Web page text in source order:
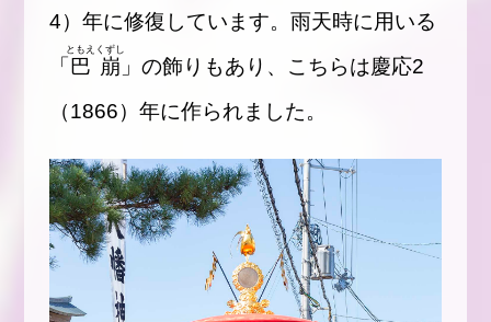
4）年に修復しています。雨天時に用いる
「 巴
ともえ
崩
くずし
」の飾りもあり、こちらは慶応2
（1866）年に作られました。